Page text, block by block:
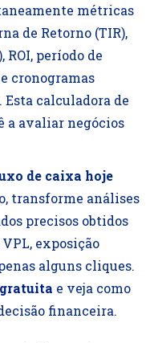
métricas
de Retorno (TIR),
período de
cronogramas
calculadora de
a avaliar negócios
de caixa hoje
transforme análises
precisos obtidos
exposição
alguns cliques.
e veja como
financeira.